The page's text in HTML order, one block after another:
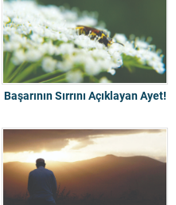
Başarının Sırrını Açıklayan Ayet!